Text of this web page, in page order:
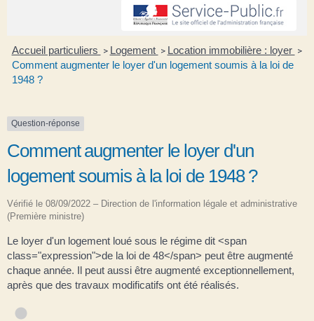
Accueil particuliers > Logement > Location immobilière : loyer >
Comment augmenter le loyer d'un logement soumis à la loi de
1948 ?
Question-réponse
Comment augmenter le loyer d'un
logement soumis à la loi de 1948 ?
Vérifié le 08/09/2022 – Direction de l'information légale et administrative
(Première ministre)
Le loyer d'un logement loué sous le régime dit <span
class="expression">de la loi de 48</span> peut être augmenté
chaque année. Il peut aussi être augmenté exceptionnellement,
après que des travaux modificatifs ont été réalisés.